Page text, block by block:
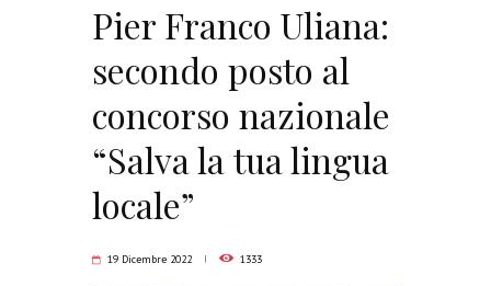
Pier Franco Uliana:
secondo posto al
concorso nazionale
“Salva la tua lingua
locale”
19 Dicembre 2022 1333